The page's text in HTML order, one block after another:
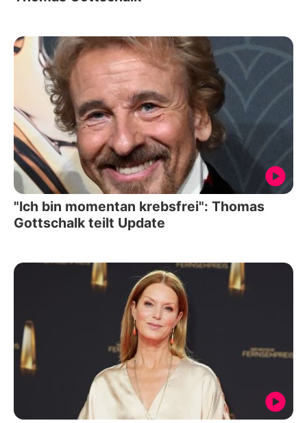
"Ich bin momentan krebsfrei": Thomas
Gottschalk teilt Update